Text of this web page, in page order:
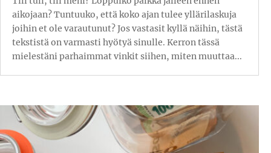
aikojaan? Tuntuuko, että koko ajan tulee yllärilaskuja
joihin et ole varautunut? Jos vastasit kyllä näihin, tästä
tekstistä on varmasti hyötyä sinulle. Kerron tässä
mielestäni parhaimmat vinkit siihen, miten muuttaa...